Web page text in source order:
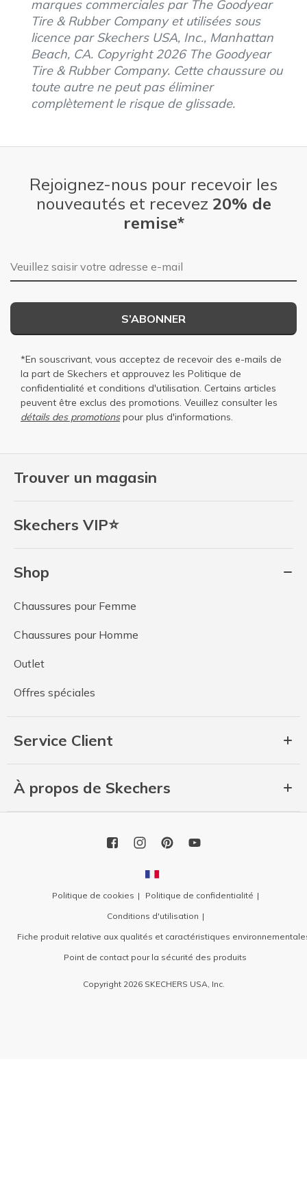
marques commerciales par The Goodyear
Tire & Rubber Company et utilisées sous
licence par Skechers USA, Inc., Manhattan
Beach, CA. Copyright 2026 The Goodyear
Tire & Rubber Company. Cette chaussure ou
toute autre ne peut pas éliminer
complètement le risque de glissade.
Trouver un magasin
Skechers VIP⭐
Shop
Chaussures pour Femme
Chaussures pour Homme
Outlet
Offres spéciales
Service Client
À propos de Skechers
Rejoignez-nous pour recevoir les
nouveautés et recevez 20% de
remise*
Adresse e-mail
S’ABONNER
*En souscrivant, vous acceptez de recevoir des e-mails de
la part de Skechers et approuvez les Politique de
confidentialité et conditions d'utilisation. Certains articles
peuvent être exclus des promotions. Veuillez consulter les
détails des promotionspour plus d'informations.
Politique de cookies
Politique de confidentialité
Conditions d'utilisation
Fiche produit relative aux qualités et caractéristiques
Point de contact pour la sécurité des produits
Copyright 2026 SKECHERS USA, Inc.